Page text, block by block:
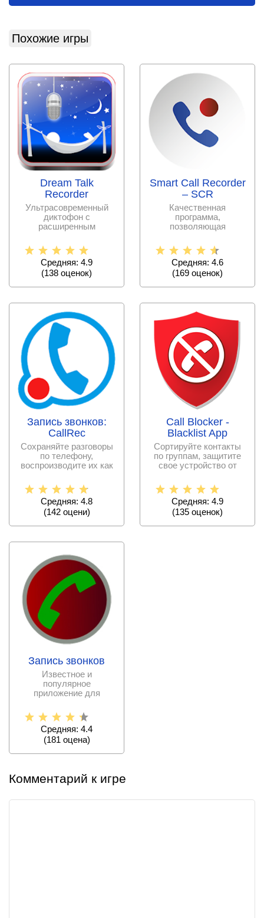
Похожие игры
Dream Talk
Recorder
Ультрасовременный
диктофон с
расширенным
записи разговора во
сне.
Средняя: 4.9
(138 оценок)
Smart Call Recorder
– SCR
Качественная
программа,
позволяющая
по мобильному в
широком
Средняя: 4.6
(169 оценок)
Запись звонков:
CallRec
Сохраняйте разговоры
по телефону,
воспроизводите их как
Средняя: 4.8
(142оцени)
Call Blocker -
Blacklist App
Сортируйте контакты
по группам, защитите
свое устройство от
звонков
Средняя: 4.9
(135 оценок)
Запись звонков
Известное и
популярное
приложение для
андроид, позволяющее
вести
Средняя: 4.4
(181оценa)
Комментарий к игре